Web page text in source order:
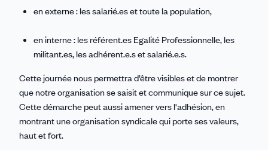
en externe : les salarié.es et toute la population,
en interne : les référent.es Egalité Professionnelle, les
militant.es, les adhérent.e.s et salarié.e.s.
Cette journée nous permettra d’être visibles et de montrer
que notre organisation se saisit et communique sur ce sujet.
Cette démarche peut aussi amener vers l'adhésion, en
montrant une organisation syndicale qui porte ses valeurs,
haut et fort.